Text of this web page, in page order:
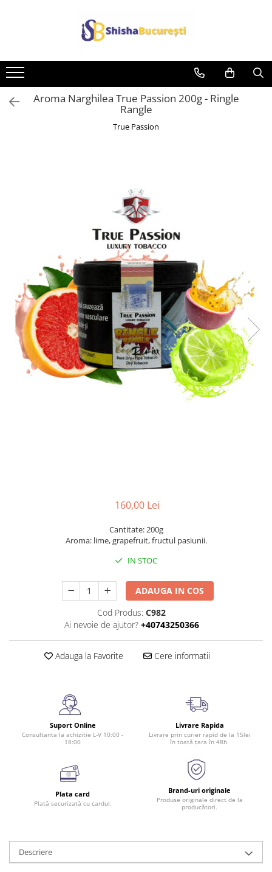
Aroma Narghilea True Passion 200g - Ringle
Rangle
True Passion
160,00 Lei
Cantitate: 200g
Aroma: lime, grapefruit, fructul pasiunii.
IN STOC
ADAUGA IN COS
Cod Produs: C982
Ai nevoie de ajutor? +40743250366
Adauga la Favorite Cere informatii
Suport Online
Consultanta la achizitie L-V 10:00 -
18:00
Livrare Rapida
Livrare prin curier rapid de la 15lei
în toată țara în 48h.
Plata card
Plată securizată cu cardul.
Brand-uri originale
Produse originale direct de la
producători.
Descriere